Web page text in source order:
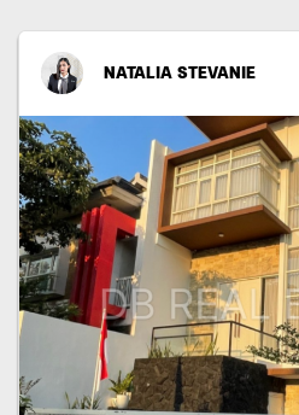
NATALIA STEVANIE